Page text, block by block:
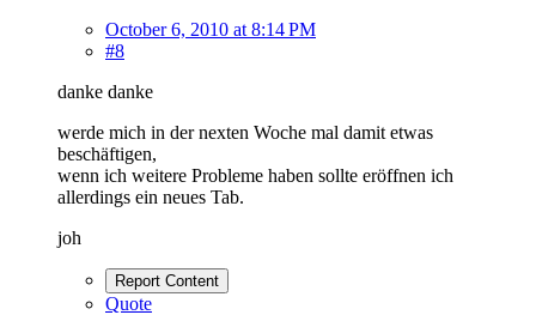
October 6, 2010 at 8:14 PM
#8
danke danke
werde mich in der nexten Woche mal damit etwas
beschäftigen,
wenn ich weitere Probleme haben sollte eröffnen ich
allerdings ein neues Tab.
joh
Report Content
Quote